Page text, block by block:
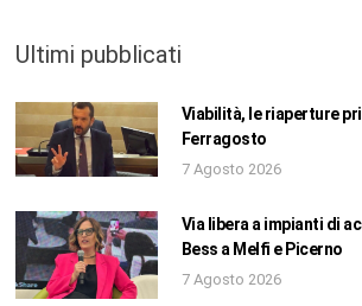
Ultimi pubblicati
Viabilità, le riaperture
Ferragosto
7 Agosto 2026
Via libera a impianti di
Bess a Melfi e Picerno
7 Agosto 2026